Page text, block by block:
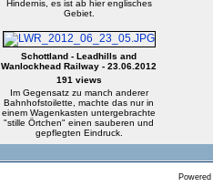
Hindernis, es ist ab hier englisches
Gebiet.
Schottland - Leadhills and
Wanlockhead Railway - 23.06.2012
191 views
Im Gegensatz zu manch anderer
Bahnhofstoilette, machte das nur in
einem Wagenkasten untergebrachte
"stille Örtchen" einen sauberen und
gepflegten Eindruck.